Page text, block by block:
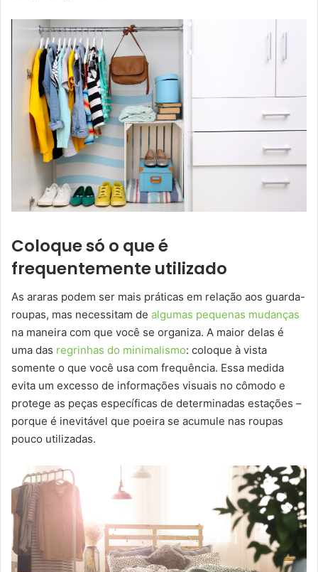
Coloque só o que é
frequentemente utilizado
As araras podem ser mais práticas em relação aos guarda-
roupas, mas necessitam de algumas pequenas mudanças
na maneira com que você se organiza. A maior delas é
uma das regrinhas do minimalismo: coloque à vista
somente o que você usa com frequência. Essa medida
evita um excesso de informações visuais no cômodo e
protege as peças específicas de determinadas estações –
porque é inevitável que poeira se acumule nas roupas
pouco utilizadas.